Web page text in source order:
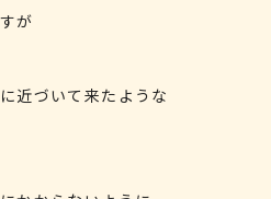
が
近づいて来たような